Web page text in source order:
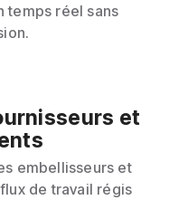
temps réel sans
et
embellisseurs et
de travail régis